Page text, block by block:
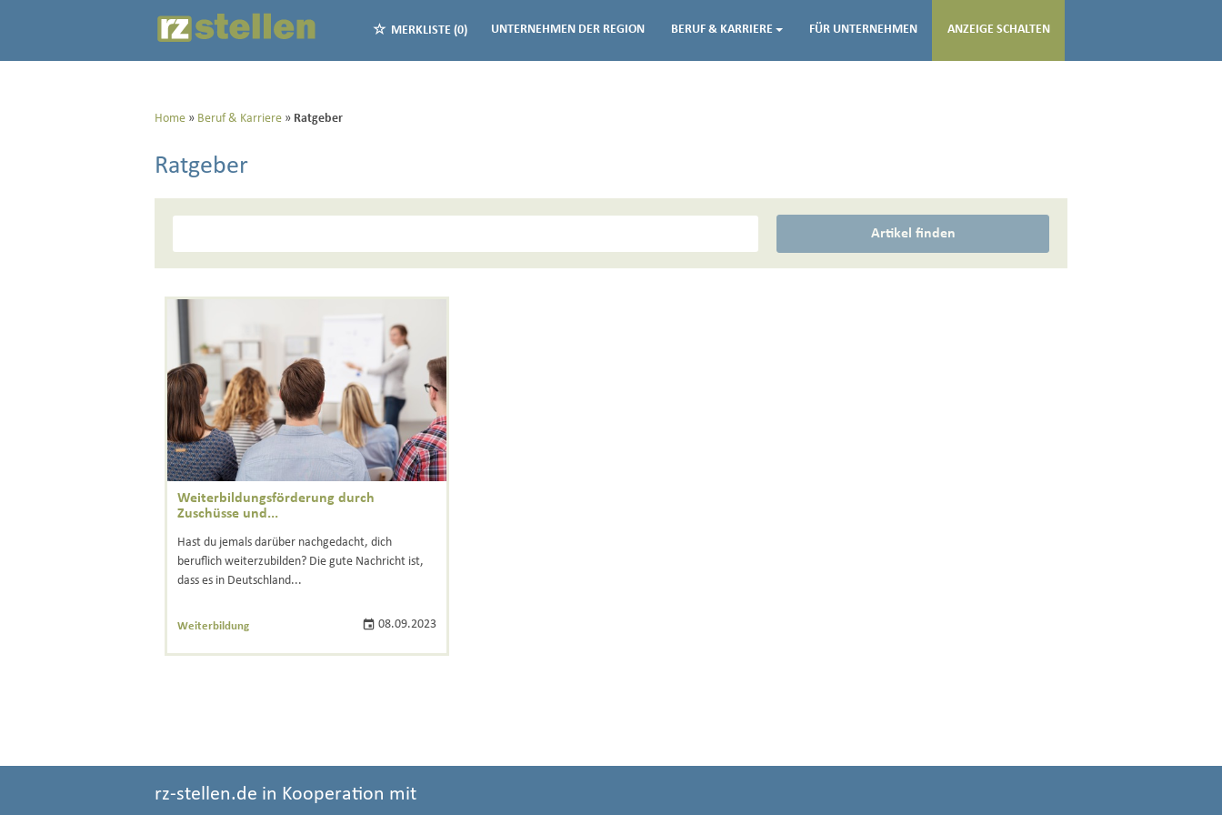
MERKLISTE (0) UNTERNEHMEN DER REGION BERUF & KARRIERE FÜR UNTERNEHMEN ANZEIGE SCHALTEN
Home Beruf & Karriere Ratgeber
Ratgeber
Artikel finden
Weiterbildungsförderung durch
Zuschüsse und...
Hast du jemals darüber nachgedacht, dich
beruflich weiterzubilden? Die gute Nachricht ist,
dass es in Deutschland...
Weiterbildung 08.09.2023
rz-stellen.de in Kooperation mit